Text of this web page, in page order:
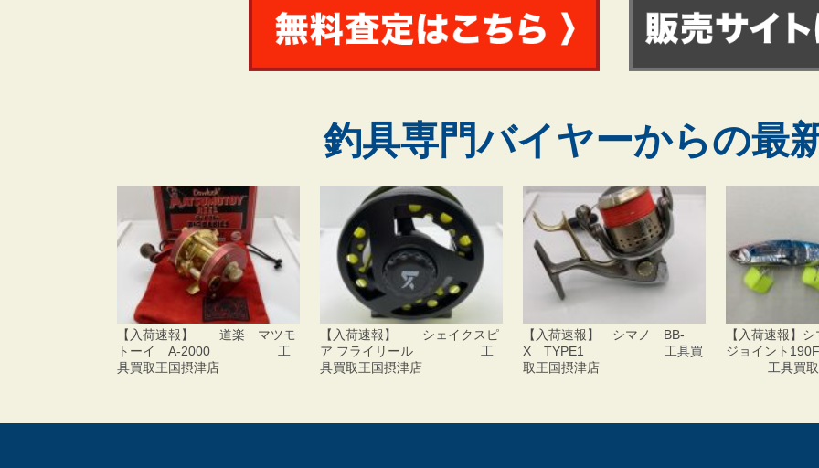
釣具専門バイヤーからの最
【入荷速報】 道楽 マツモ
トーイ A-2000 工
具買取王国摂津店
【入荷速報】 シェイクスピ
ア フライリール 工
具買取王国摂津店
【入荷速報】 シマノ BB-
X TYPE1 工具買
取王国摂津店
【入荷速報】
ジョイン
工具買取